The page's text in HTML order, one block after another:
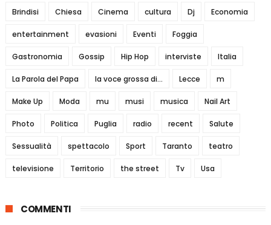
Brindisi Chiesa Cinema cultura Dj Economia
entertainment evasioni Eventi Foggia
Gastronomia Gossip Hip Hop interviste Italia
La Parola del Papa la voce grossa di... Lecce m
Make Up Moda mu musi musica Nail Art
Photo Politica Puglia radio recent Salute
Sessualità spettacolo Sport Taranto teatro
televisione Territorio the street Tv Usa
COMMENTI